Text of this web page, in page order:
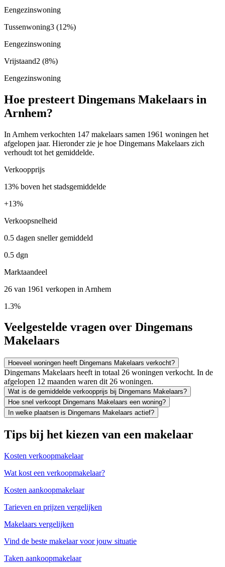
Eengezinswoning
Tussenwoning3 (12%)
Eengezinswoning
Vrijstaand2 (8%)
Eengezinswoning
Hoe presteert Dingemans Makelaars in
Arnhem?
In Arnhem verkochten 147 makelaars samen 1961 woningen het
afgelopen jaar. Hieronder zie je hoe Dingemans Makelaars zich
verhoudt tot het gemiddelde.
Verkoopprijs
13% boven het stadsgemiddelde
+13%
Verkoopsnelheid
0.5 dagen sneller gemiddeld
0.5 dgn
Marktaandeel
26 van 1961 verkopen in Arnhem
1.3%
Veelgestelde vragen over Dingemans
Makelaars
Hoeveel woningen heeft Dingemans Makelaars verkocht?
Dingemans Makelaars heeft in totaal 26 woningen verkocht. In de
afgelopen 12 maanden waren dit 26 woningen.
Wat is de gemiddelde verkoopprijs bij Dingemans Makelaars?
Hoe snel verkoopt Dingemans Makelaars een woning?
In welke plaatsen is Dingemans Makelaars actief?
Tips bij het kiezen van een makelaar
Kosten verkoopmakelaar
Wat kost een verkoopmakelaar?
Kosten aankoopmakelaar
Tarieven en prijzen vergelijken
Makelaars vergelijken
Vind de beste makelaar voor jouw situatie
Taken aankoopmakelaar